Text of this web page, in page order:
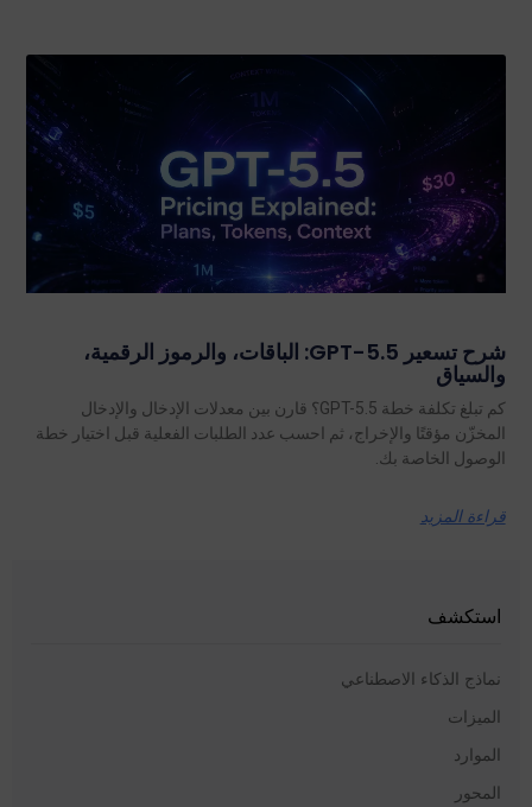
شرح تسعير GPT-5.5: الباقات، والرموز الرقمية،
والسياق
كم تبلغ تكلفة خطة GPT-5.5؟ قارن بين معدلات الإدخال والإدخال
المخزّن مؤقتًا والإخراج، ثم احسب عدد الطلبات الفعلية قبل اختيار خطة
الوصول الخاصة بك.
قراءة المزيد
استكشف
نماذج الذكاء الاصطناعي
الميزات
الموارد
المحور